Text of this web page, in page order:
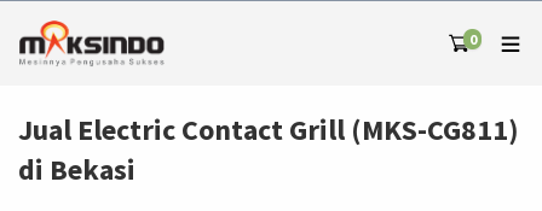
0
Jual Electric Contact Grill (MKS-CG811)
di Bekasi